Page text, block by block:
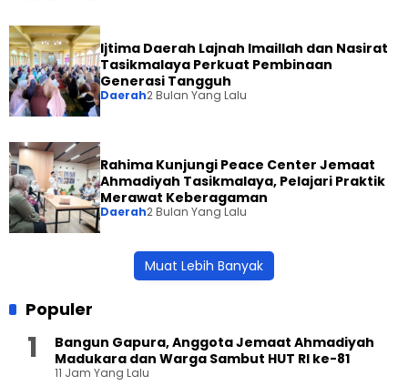
Ijtima Daerah Lajnah Imaillah dan Nasirat
Tasikmalaya Perkuat Pembinaan
Generasi Tangguh
Daerah2 Bulan Yang Lalu
Rahima Kunjungi Peace Center Jemaat
Ahmadiyah Tasikmalaya, Pelajari Praktik
Merawat Keberagaman
Daerah2 Bulan Yang Lalu
Muat Lebih Banyak
Populer
Bangun Gapura, Anggota Jemaat Ahmadiyah
Madukara dan Warga Sambut HUT RI ke-81
11 Jam Yang Lalu